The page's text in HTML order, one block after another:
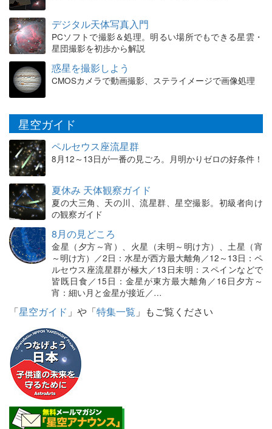
デジタル天体写真入門
PCソフトで撮影＆処理。明るい場所でもできる星雲・
星団撮影を初歩から解説
惑星を撮影しよう
CMOSカメラで動画撮影、ステライメージで画像処理
星空ガイド
ペルセウス座流星群
8月12～13日が一番の見ごろ。月明かりゼロの好条件！
夏休み 天体観察ガイド
夏の大三角、天の川、流星群、星空撮影。初級者向け
の観察ガイド
8月の見どころ
金星（夕方～宵）、火星（未明～明け方）、土星（宵
～明け方）／2日：水星が西方最大離角／12～13日：ペ
ルセウス座流星群が極大／13日未明：スペインなどで
皆既日食／15日：金星が東方最大離角／16日夕方～
宵：細い月と金星が接近／…
「星空ガイド 」や「特集一覧 」もご覧ください